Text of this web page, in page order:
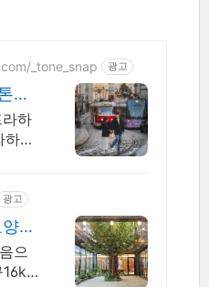
_tone_snap 광고
스
하
를
광고
원
으